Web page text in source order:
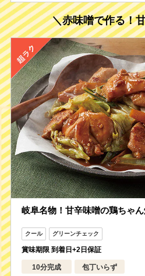
＼赤味噌で作る！
岐阜名物！甘辛味噌の鶏ちゃ
賞味期限 到着日+2日保証
10分完成 包丁いらず